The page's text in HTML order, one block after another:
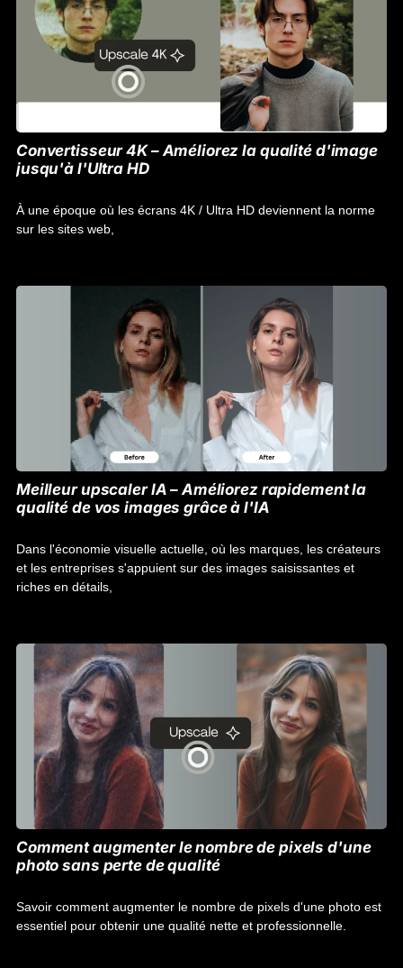
Convertisseur 4K – Améliorez la qualité d'image
jusqu'à l'Ultra HD
À une époque où les écrans 4K / Ultra HD deviennent la norme
sur les sites web,
Meilleur upscaler IA – Améliorez rapidement la
qualité de vos images grâce à l'IA
Dans l'économie visuelle actuelle, où les marques, les créateurs
et les entreprises s'appuient sur des images saisissantes et
riches en détails,
Comment augmenter le nombre de pixels d'une
photo sans perte de qualité
Savoir comment augmenter le nombre de pixels d'une photo est
essentiel pour obtenir une qualité nette et professionnelle.